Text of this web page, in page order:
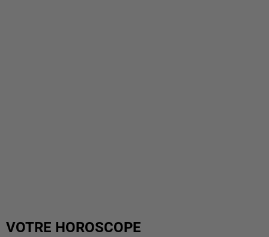
VOTRE HOROSCOPE